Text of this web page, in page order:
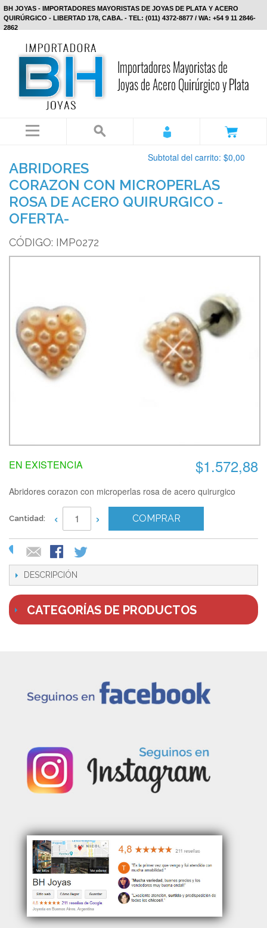
BH JOYAS - IMPORTADORES MAYORISTAS DE JOYAS DE PLATA Y ACERO
QUIRÚRGICO - LIBERTAD 178, CABA. - TEL: (011) 4372-8877 / WA: +54 9 11 2846-
2862
Subtotal del carrito: $0,00
ABRIDORES
CORAZON CON MICROPERLAS
ROSA DE ACERO QUIRURGICO -
OFERTA-
CÓDIGO: IMP0272
$1.572,88
EN EXISTENCIA
Abridores corazon con microperlas rosa de acero quirurgico
Cantidad: ‹ › COMPRAR
DESCRIPCIÓN
CATEGORÍAS DE PRODUCTOS